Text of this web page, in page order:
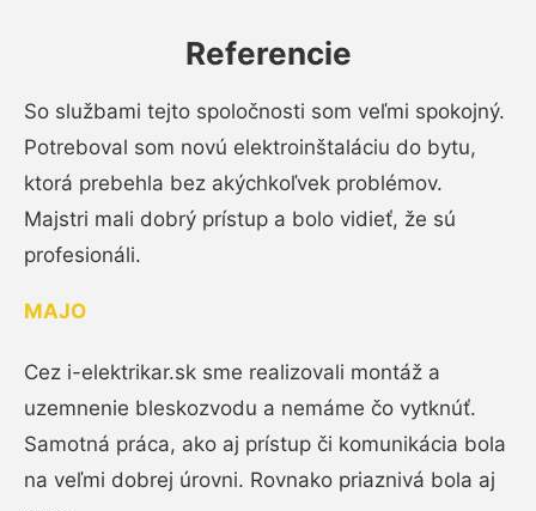
Referencie
So službami tejto spoločnosti som veľmi spokojný.
Potreboval som novú elektroinštaláciu do bytu,
ktorá prebehla bez akýchkoľvek problémov.
Majstri mali dobrý prístup a bolo vidieť, že sú
profesionáli.
MAJO
Cez i-elektrikar.sk sme realizovali montáž a
uzemnenie bleskozvodu a nemáme čo vytknúť.
Samotná práca, ako aj prístup či komunikácia bola
na veľmi dobrej úrovni. Rovnako priaznivá bola aj